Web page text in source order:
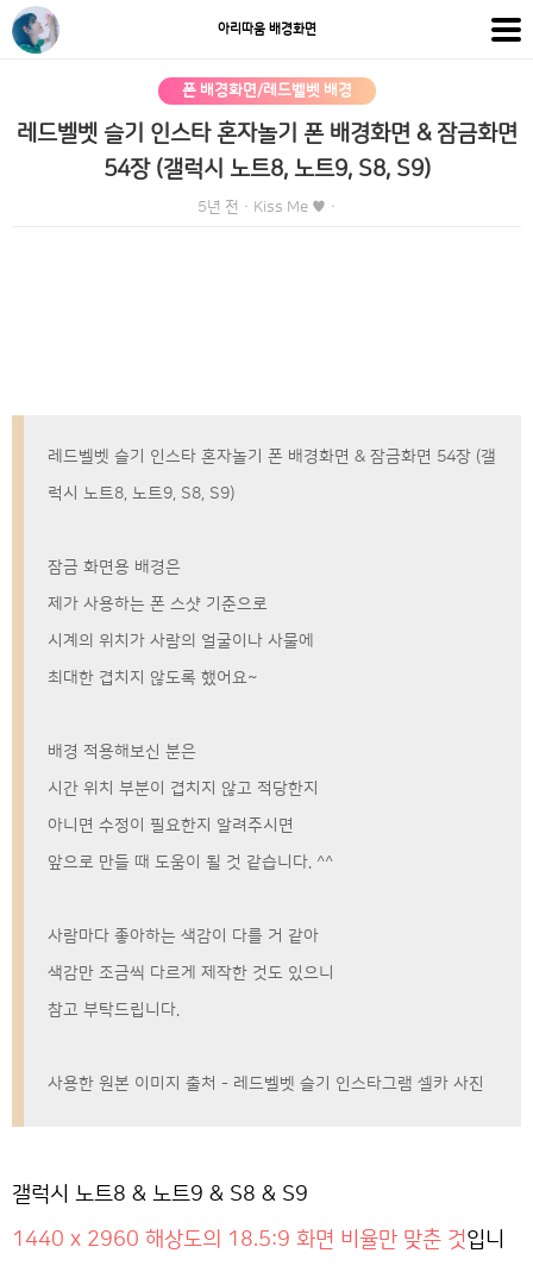
아리따움 배경화면
폰 배경화면/레드벨벳 배경
레드벨벳 슬기 인스타 혼자놀기 폰 배경화면 & 잠금화면
54장 (갤럭시 노트8, 노트9, S8, S9)
5년 전 · Kiss Me ♥ ·
레드벨벳 슬기 인스타 혼자놀기 폰 배경화면 & 잠금화면 54장 (갤
럭시 노트8, 노트9, S8, S9)
잠금 화면용 배경은
제가 사용하는 폰 스샷 기준으로
시계의 위치가 사람의 얼굴이나 사물에
최대한 겹치지 않도록 했어요~
배경 적용해보신 분은
시간 위치 부분이 겹치지 않고 적당한지
아니면 수정이 필요한지 알려주시면
앞으로 만들 때 도움이 될 것 같습니다. ^^
사람마다 좋아하는 색감이 다를 거 같아
색감만 조금씩 다르게 제작한 것도 있으니
참고 부탁드립니다.
사용한 원본 이미지 출처 - 레드벨벳 슬기 인스타그램 셀카 사진
갤럭시 노트8 & 노트9 & S8 & S9
1440 x 2960 해상도의 18.5:9 화면 비율만 맞춘 것입니